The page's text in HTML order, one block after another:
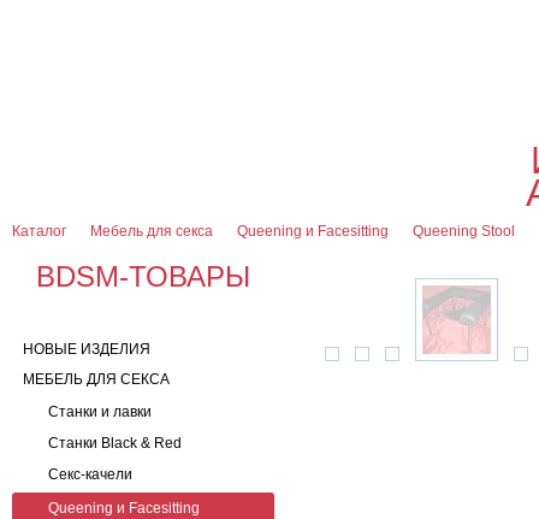
Каталог Мебель для секса Queening и Facesitting Queening Stool
BDSM-ТОВАРЫ
НОВЫЕ ИЗДЕЛИЯ
МЕБЕЛЬ ДЛЯ СЕКСА
Станки и лавки
Станки Black & Red
Секс-качели
Queening и Facesitting